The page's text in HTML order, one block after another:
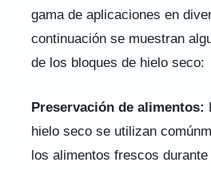
gama de aplicaciones en
continuación se muestran
de los bloques de hielo seco:
Preservación de alimentos:
hielo seco se utilizan
los alimentos frescos